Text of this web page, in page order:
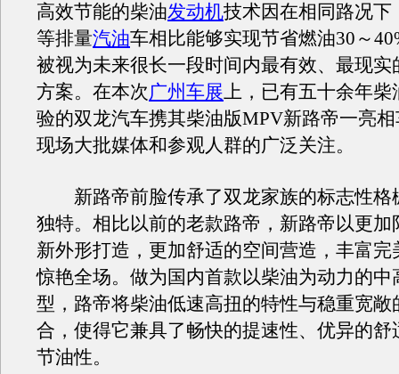
高效节能的柴油发动机技术因在相同路况下
等排量汽油车相比能够实现节省燃油30～
被视为未来很长一段时间内最有效、最现实
方案。在本次广州车展上，已有五十余年柴
验的双龙汽车携其柴油版MPV新路帝一亮
现场大批媒体和参观人群的广泛关注。
新路帝前脸传承了双龙家族的标志性格
独特。相比以前的老款路帝，新路帝以更加
新外形打造，更加舒适的空间营造，丰富完
惊艳全场。做为国内首款以柴油为动力的中
型，路帝将柴油低速高扭的特性与稳重宽敞
合，使得它兼具了畅快的提速性、优异的舒
节油性。